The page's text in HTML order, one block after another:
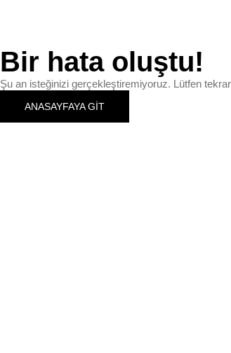
Bir hata oluştu!
Şu an isteğinizi gerçekleştiremiyoruz. Lütfen
ANASAYFAYA GİT